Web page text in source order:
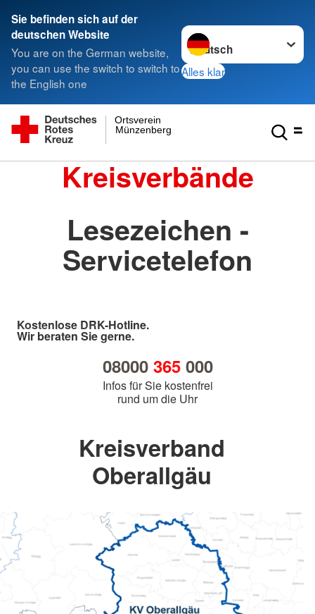
Sie befinden sich auf der
deutschen Website
You are on the German website,
you can use the switch to switch to
the English one
Sprache wechseln zu
Alles klar
Münzenberg
Ortsverein
Kreisverbände
Lesezeichen -
Servicetelefon
Kostenlose DRK-Hotline.
Wir beraten Sie gerne.
08000 365000
Infos für Sie kostenfrei
rund um die Uhr
Kreisverband
Oberallgäu